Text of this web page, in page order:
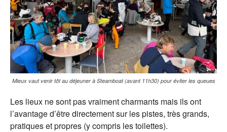
Mieux vaut venir tôt au déjeuner à Steamboat (avant 11h30) pour éviter les queues
Les lieux ne sont pas vraiment charmants mais ils ont
l’avantage d’être directement sur les pistes, très grands,
pratiques et propres (y compris les toilettes).